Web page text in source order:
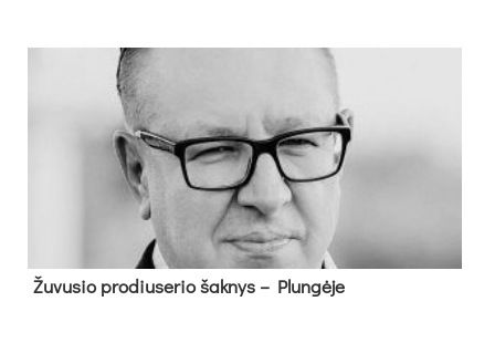
Žu­vu­sio pro­diu­se­rio šak­nys – Plun­gė­je